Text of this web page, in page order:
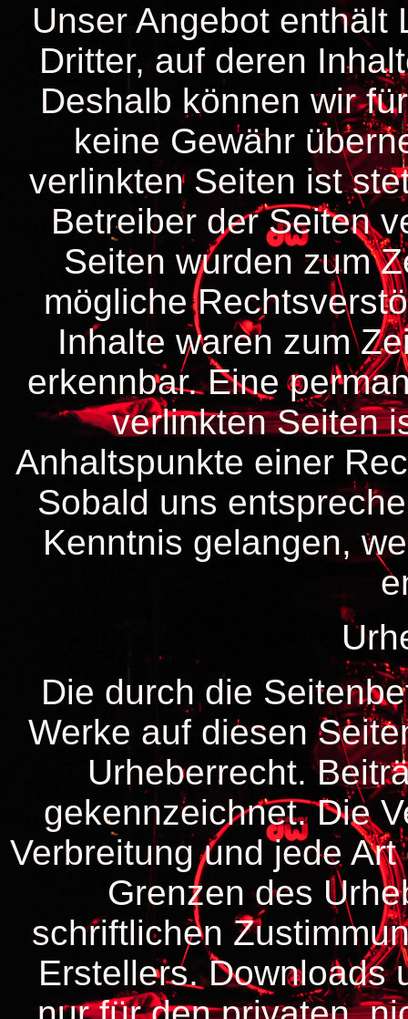
Unser Angebot enthält
Dritter, auf deren
Deshalb können wir
keine Gewähr
verlinkten Seiten ist
Betreiber der Seiten
Seiten wurden zum
mögliche
Inhalte waren zum
erkennbar. Eine
verlinkten Seiten
Anhaltspunkte einer
Sobald uns
Kenntnis gelangen,
Die durch die
Werke auf diesen
Urheberrecht.
gekennzeichnet. Die
Verbreitung und jede
Grenzen des
schriftlichen
Erstellers. Downloads